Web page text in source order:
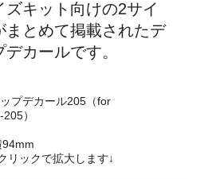
キット向けの2サイ
まとめて掲載されたデ
カールです。
プデカール205（for
）
リックで拡大します↓